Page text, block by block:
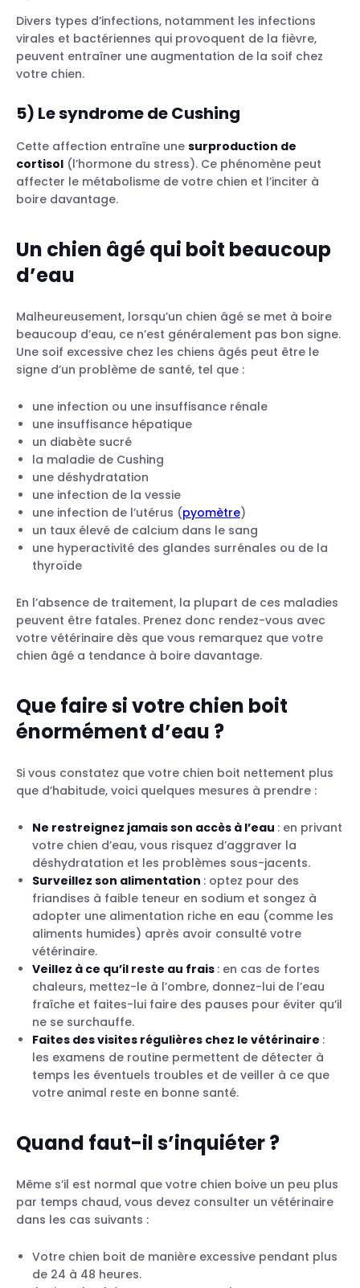
Divers types d’infections, notamment les infections
virales et bactériennes qui provoquent de la fièvre,
peuvent entraîner une augmentation de la soif chez
votre chien.
5) Le syndrome de Cushing
Cette affection entraîne une surproduction de
cortisol (l’hormone du stress). Ce phénomène peut
affecter le métabolisme de votre chien et l’inciter à
boire davantage.
Un chien âgé qui boit beaucoup
d’eau
Malheureusement, lorsqu’un chien âgé se met à boire
beaucoup d’eau, ce n’est généralement pas bon signe.
Une soif excessive chez les chiens âgés peut être le
signe d’un problème de santé, tel que :
une infection ou une insuffisance rénale
une insuffisance hépatique
un diabète sucré
la maladie de Cushing
une déshydratation
une infection de la vessie
une infection de l’utérus (pyomètre)
un taux élevé de calcium dans le sang
une hyperactivité des glandes surrénales ou de la
thyroïde
En l’absence de traitement, la plupart de ces maladies
peuvent être fatales. Prenez donc rendez-vous avec
votre vétérinaire dès que vous remarquez que votre
chien âgé a tendance à boire davantage.
Que faire si votre chien boit
énormément d’eau ?
Si vous constatez que votre chien boit nettement plus
que d’habitude, voici quelques mesures à prendre :
Ne restreignez jamais son accès à l’eau : en privant
votre chien d’eau, vous risquez d’aggraver la
déshydratation et les problèmes sous-jacents.
Surveillez son alimentation : optez pour des
friandises à faible teneur en sodium et songez à
adopter une alimentation riche en eau (comme les
aliments humides) après avoir consulté votre
vétérinaire.
Veillez à ce qu’il reste au frais : en cas de fortes
chaleurs, mettez-le à l’ombre, donnez-lui de l’eau
fraîche et faites-lui faire des pauses pour éviter qu’il
ne se surchauffe.
Faites des visites régulières chez le vétérinaire :
les examens de routine permettent de détecter à
temps les éventuels troubles et de veiller à ce que
votre animal reste en bonne santé.
Quand faut-il s’inquiéter ?
Même s’il est normal que votre chien boive un peu plus
par temps chaud, vous devez consulter un vétérinaire
dans les cas suivants :
Votre chien boit de manière excessive pendant plus
de 24 à 48 heures.